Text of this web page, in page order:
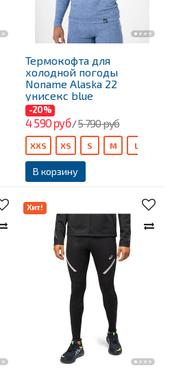
Термокофта для
холодной погоды
Noname Alaska 22
унисекс blue
-20%
4 590 руб/5 790 руб
В корзину
XXS XS S M L
Хит!